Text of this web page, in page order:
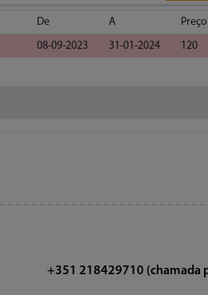
De A
08-09-2023 31-01-2024 120
+351 218429710 (chamada